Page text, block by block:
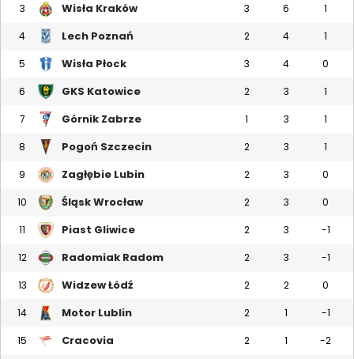
3 Wisła Kraków 3 6 1
4 Lech Poznań 2 4 1
5 Wisła Płock 3 4 0
6 GKS Katowice 2 3 1
7 Górnik Zabrze 1 3 1
8 Pogoń Szczecin 2 3 1
9 Zagłębie Lubin 2 3 0
10 Śląsk Wrocław 2 3 0
11 Piast Gliwice 2 3 -1
12 Radomiak Radom 2 3 -1
13 Widzew Łódź 2 2 0
14 Motor Lublin 2 1 -1
15 Cracovia 2 1 -2